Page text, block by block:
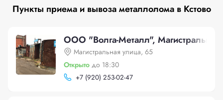
Пункты приема и вывоза металлолома в Кстово
ООО "Волга-Металл",
Магистральная улица, 65
Открыто до 18:30
+7 (920) 253-02-47